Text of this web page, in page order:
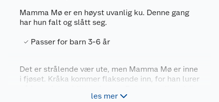
Mamma Mø er en høyst uvanlig ku. Denne gang
har hun falt og slått seg.
Passer for barn 3-6 år
Det er strålende vær ute, men Mamma Mø er inne
i fjøset. Kråka kommer flaksende inn, for han lurer
rart at hun er inne i det vakre været. I fjøset finner
les mer
Generelt
Artikkelnummer
artikkelnummer
9788204121622